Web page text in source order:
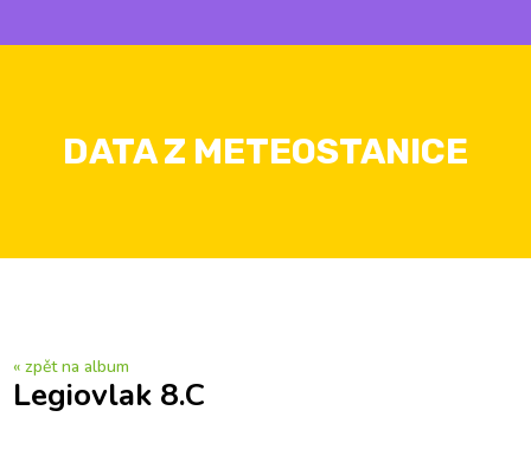
DATA Z METEOSTANICE
« zpět na album
Legiovlak 8.C